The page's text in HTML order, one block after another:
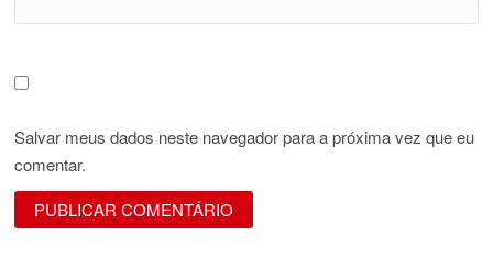
Salvar meus dados neste navegador para a próxima vez que eu
comentar.